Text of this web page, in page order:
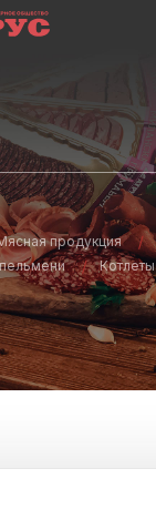
продукция
Котлеты